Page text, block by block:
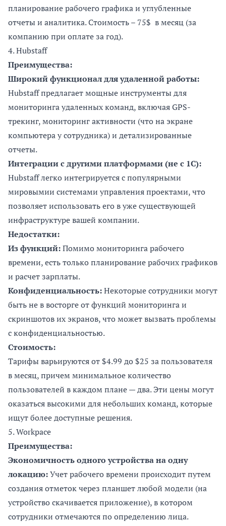
планирование рабочего графика и углубленные
отчеты и аналитика. Стоимость – 75$ в месяц (за
компанию при оплате за год).
4.Hubstaff
Преимущества:
Широкий функционал для удаленной работы:
Hubstaff предлагает мощные инструменты для
мониторинга удаленных команд, включая GPS-
трекинг, мониторинг активности (что на экране
компьютера у сотрудника) и детализированные
отчеты.
Интеграции с другими платформами (не с 1С):
Hubstaff легко интегрируется с популярными
мировымии системами управления проектами, что
позволяет использовать его в уже существующей
инфраструктуре вашей компании​.
Недостатки:
Из функций:Помимо мониторинга рабочего
времени, есть только планирование рабочих графиков
и расчет зарплаты.
Конфиденциальность:Некоторые сотрудники могут
быть не в восторге от функций мониторинга и
скриншотов их экранов, что может вызвать проблемы
с конфиденциальностью.
Стоимость:
Тарифы варьируются от $4.99 до $25 за пользователя
в месяц, причем минимальное количество
пользователей в каждом плане — два. Эти цены могут
оказаться высокими для небольших команд, которые
ищут более доступные решения​.
5.Workpace
Преимущества:
Экономичность одного устройства на одну
локацию:Учет рабочего времени происходит путем
создания отметок через планшет любой модели (на
устройство скачивается приложение), в котором
сотрудники отмечаются по определению лица.